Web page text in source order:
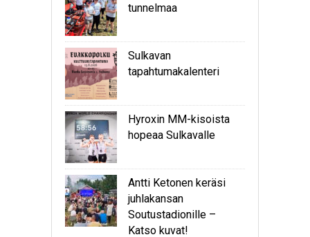
tunnelmaa
Sulkavan
tapahtumakalenteri
Hyroxin MM-kisoista
hopeaa Sulkavalle
Antti Ketonen keräsi
juhlakansan
Soutustadionille –
Katso kuvat!